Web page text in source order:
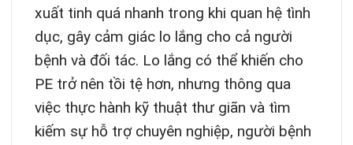
xuất tinh quá nhanh trong khi quan hệ tình
dục, gây cảm giác lo lắng cho cả người
bệnh và đối tác. Lo lắng có thể khiến cho
PE trở nên tồi tệ hơn, nhưng thông qua
việc thực hành kỹ thuật thư giãn và tìm
kiếm sự hỗ trợ chuyên nghiệp, người bệnh